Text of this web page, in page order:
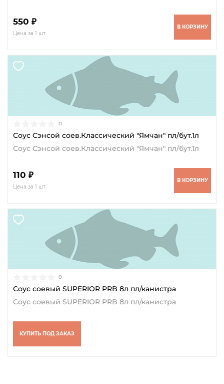
550 ₽
Цена за 1 шт
В КОРЗИНУ
0
Соус Сэнсой соев.Классический "Ямчан" пл/бут.1л
Соус Сэнсой соев.Классический "Ямчан" пл/бут.1л
110 ₽
Цена за 1 шт
В КОРЗИНУ
0
Соус соевый SUPERIOR PRB 8л пл/канистра
Соус соевый SUPERIOR PRB 8л пл/канистра
КУПИТЬ ПОД ЗАКАЗ